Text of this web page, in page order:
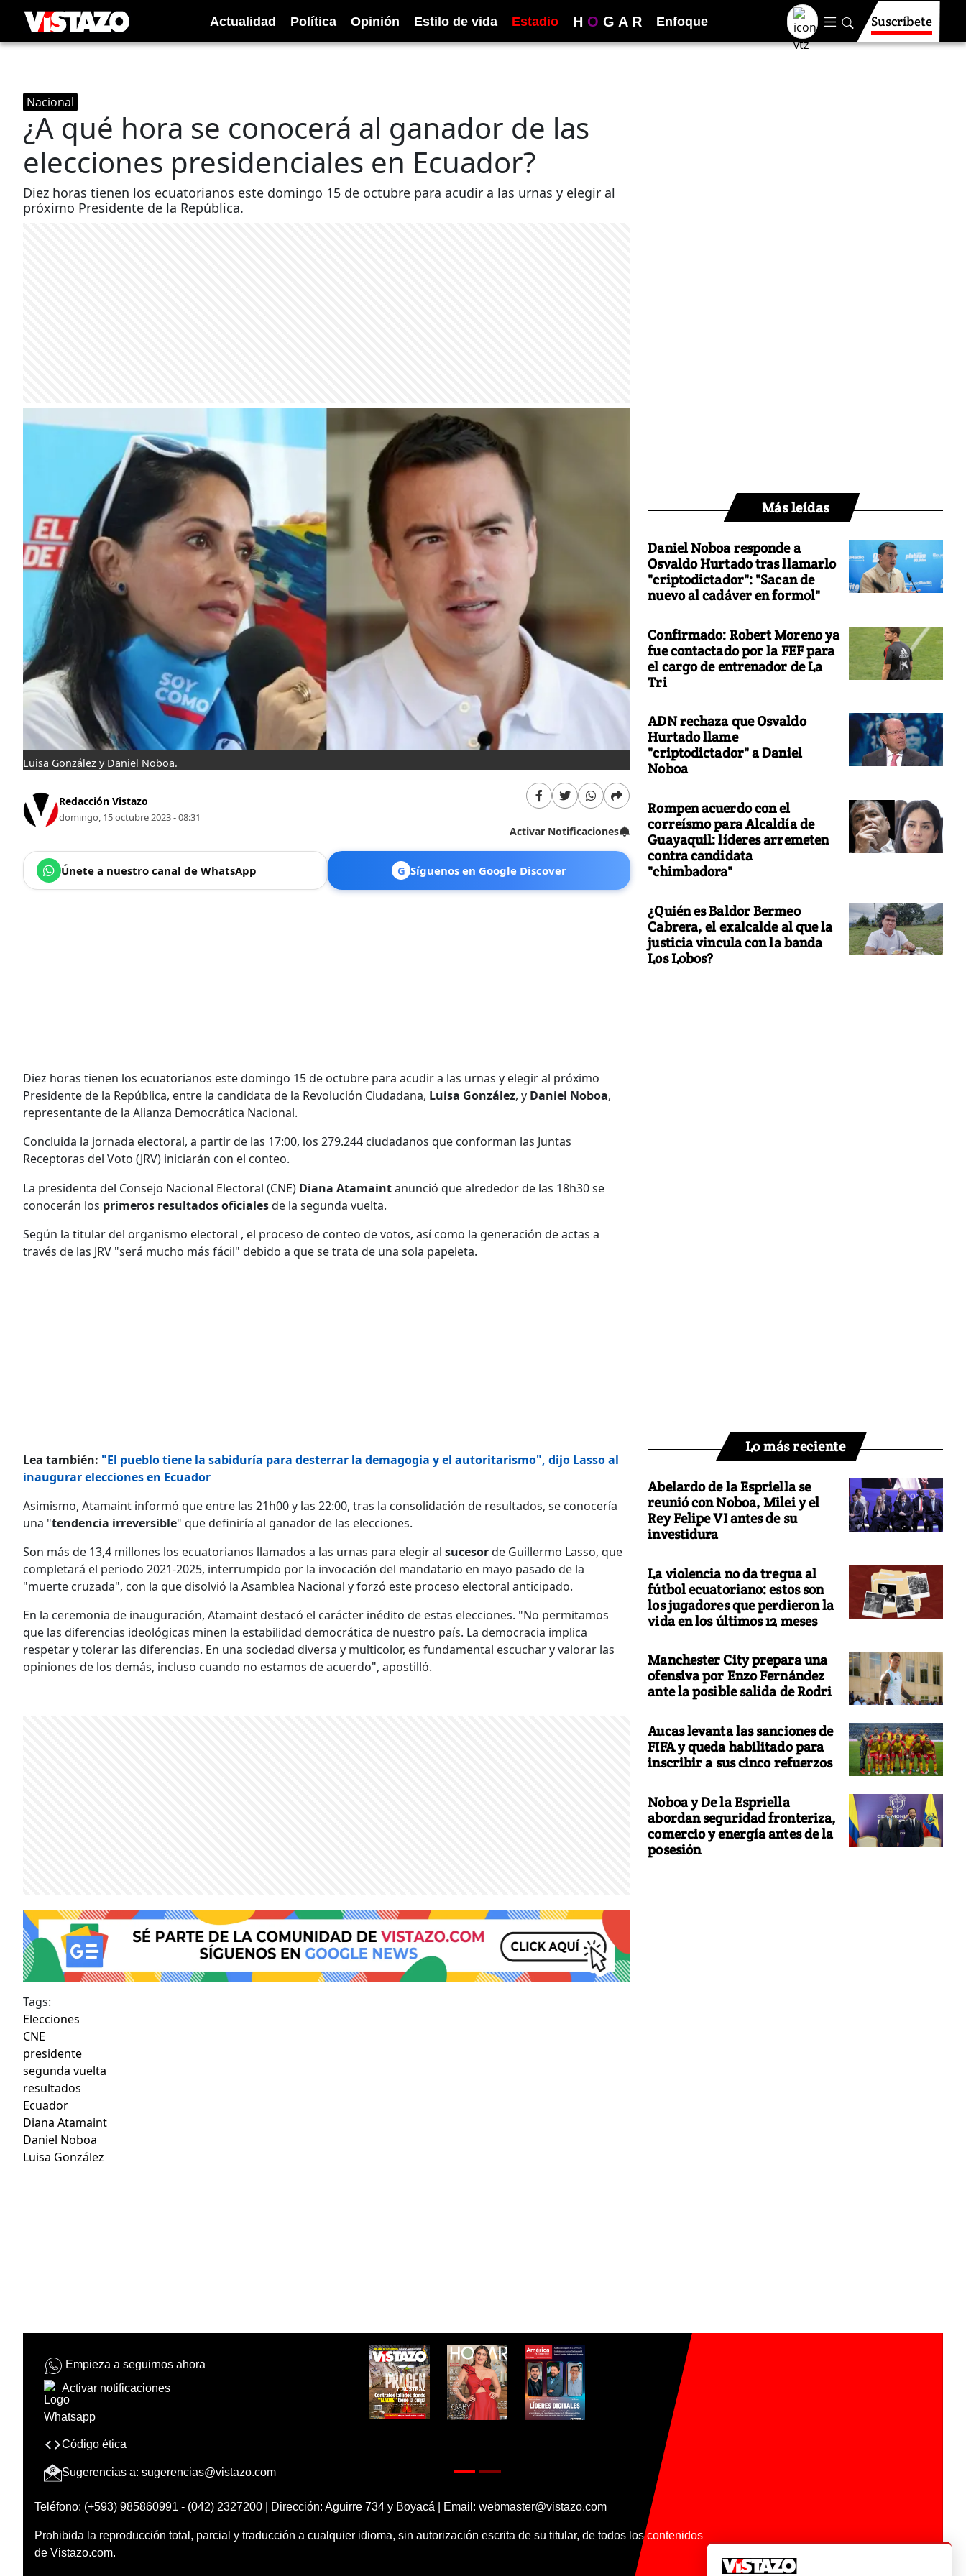
Actualidad Política Opinión Estilo de vida Estadio H O G A R Enfoque Suscríbete
Nacional
¿A qué hora se conocerá al ganador de las
elecciones presidenciales en Ecuador?
Diez horas tienen los ecuatorianos este domingo 15 de octubre para acudir a las urnas y elegir al
próximo Presidente de la República.
Luisa González y Daniel Noboa.
Redacción Vistazo
domingo, 15 octubre 2023 - 08:31
Activar Notificaciones
Únete a nuestro canal de WhatsApp G Síguenos en Google Discover
Diez horas tienen los ecuatorianos este domingo 15 de octubre para acudir a las urnas y elegir al próximo
Presidente de la República, entre la candidata de la Revolución Ciudadana, Luisa González, y Daniel Noboa,
representante de la Alianza Democrática Nacional.
Concluida la jornada electoral, a partir de las 17:00, los 279.244 ciudadanos que conforman las Juntas
Receptoras del Voto (JRV) iniciarán con el conteo.
La presidenta del Consejo Nacional Electoral (CNE) Diana Atamaintanunció que alrededor de las 18h30 se
conocerán los primeros resultadosoficialesde la segunda vuelta.
Según la titular del organismo electoral , el proceso de conteo de votos, así como la generación de actas a
través de las JRV "será mucho más fácil" debido a que se trata de una sola papeleta.
Lea también: "El pueblo tiene la sabiduría para desterrar la demagogia y el autoritarismo", dijo Lasso al
inaugurar elecciones en Ecuador
Asimismo, Atamaint informó que entre las 21h00 y las 22:00, tras la consolidación de resultados, se conocería
una "tendencia irreversible" que definiría al ganador de las elecciones.
Son más de 13,4 millones los ecuatorianos llamados a las urnas para elegir al sucesorde Guillermo Lasso, que
completará el periodo 2021-2025, interrumpido por la invocación del mandatario en mayo pasado de la
"muerte cruzada", con la que disolvió la Asamblea Nacional y forzó este proceso electoral anticipado.
En la ceremonia de inauguración, Atamaint destacó el carácter inédito de estas elecciones. "No permitamos
que las diferencias ideológicas minen la estabilidad democrática de nuestro país. La democracia implica
respetar y tolerar las diferencias. En una sociedad diversa y multicolor, es fundamental escuchar y valorar las
opiniones de los demás, incluso cuando no estamos de acuerdo", apostilló.
Tags:
Elecciones
CNE
presidente
segunda vuelta
resultados
Ecuador
Diana Atamaint
Daniel Noboa
Luisa González
Más leídas
Daniel Noboa responde a
Osvaldo Hurtado tras llamarlo
"criptodictador": "Sacan de
nuevo al cadáver en formol"
Confirmado: Robert Moreno ya
fue contactado por la FEF para
el cargo de entrenador de La
Tri
ADN rechaza que Osvaldo
Hurtado llame
"criptodictador" a Daniel
Noboa
Rompen acuerdo con el
correísmo para Alcaldía de
Guayaquil: líderes arremeten
contra candidata
"chimbadora"
¿Quién es Baldor Bermeo
Cabrera, el exalcalde al que la
justicia vincula con la banda
Los Lobos?
Lo más reciente
Abelardo de la Espriella se
reunió con Noboa, Milei y el
Rey Felipe VI antes de su
investidura
La violencia no da tregua al
fútbol ecuatoriano: estos son
los jugadores que perdieron la
vida en los últimos 12 meses
Manchester City prepara una
ofensiva por Enzo Fernández
ante la posible salida de Rodri
Aucas levanta las sanciones de
FIFA y queda habilitado para
inscribir a sus cinco refuerzos
Noboa y De la Espriella
abordan seguridad fronteriza,
comercio y energía antes de la
posesión
Empieza a seguirnos ahora
Activar notificaciones
Código ética
Sugerencias a: sugerencias@vistazo.com
Teléfono: (+593) 985860991 - (042) 2327200 | Dirección: Aguirre 734 y Boyacá | Email: webmaster@vistazo.com
Prohibida la reproducción total, parcial y traducción a cualquier idioma, sin autorización escrita de su titular, de todos los contenidos
de Vistazo.com.